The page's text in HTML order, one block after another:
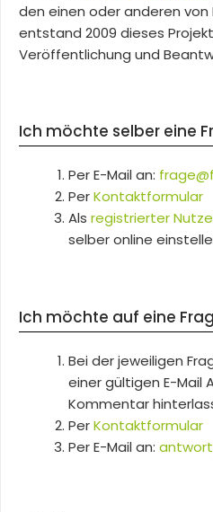
den einen oder anderen
entstand 2009 dieses
Veröffentlichung und
Ich möchte selber eine
Per E-Mail an:
PerKontaktformular
Als registrierter
selber online
Ich möchte auf eine
Bei der jeweiligen
einer gültigen E-Mail
Kommentar
PerKontaktformular
Per E-Mail an: